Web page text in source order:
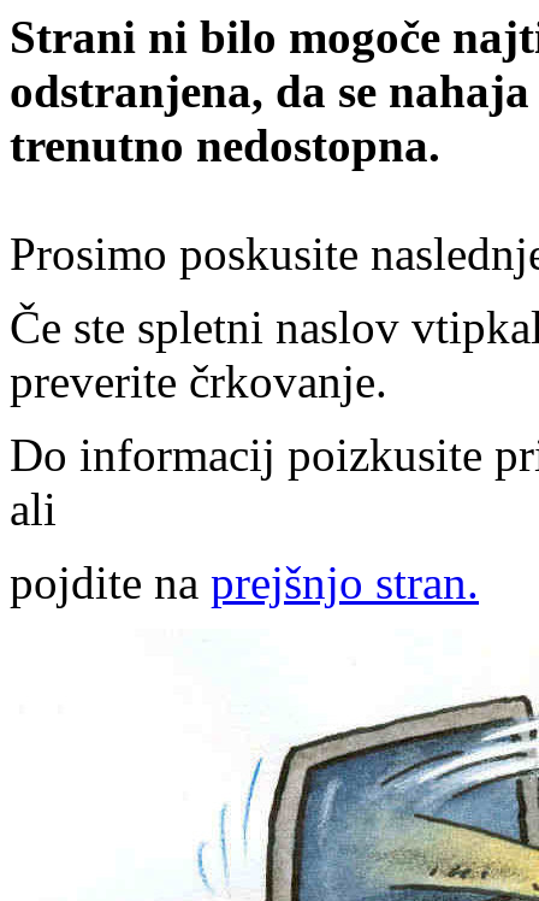
Strani ni bilo mogoče
odstranjena, da se
trenutno nedostopna.
Prosimo poskusite
Če ste spletni naslov
preverite črkovanje.
Do informacij poizkusite
ali
pojdite na prejšnjo stran.